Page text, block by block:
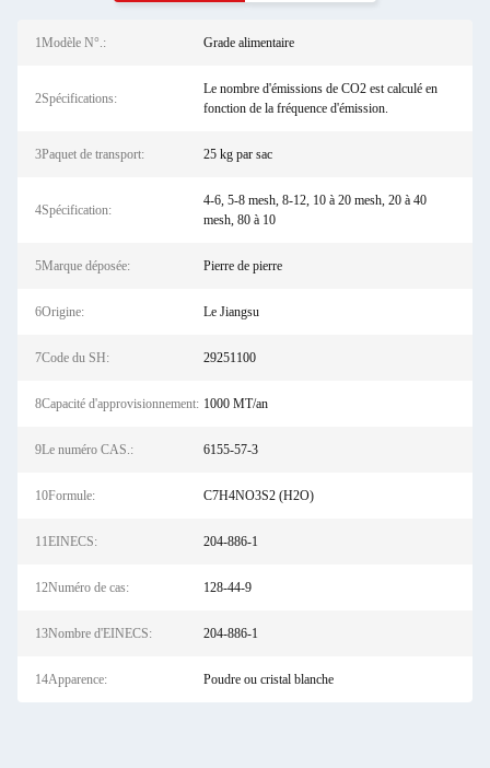
1Modèle N°.: Grade alimentaire
2Spécifications:
Le nombre d'émissions de CO2 est calculé en
fonction de la fréquence d'émission.
3Paquet de transport: 25 kg par sac
4Spécification:
4-6, 5-8 mesh, 8-12, 10 à 20 mesh, 20 à 40
mesh, 80 à 10
5Marque déposée: Pierre de pierre
6Origine: Le Jiangsu
7Code du SH: 29251100
8Capacité d'approvisionnement: 1000 MT/an
9Le numéro CAS.: 6155-57-3
10Formule: C7H4NO3S2 (H2O)
11EINECS: 204-886-1
12Numéro de cas: 128-44-9
13Nombre d'EINECS: 204-886-1
14Apparence: Poudre ou cristal blanche